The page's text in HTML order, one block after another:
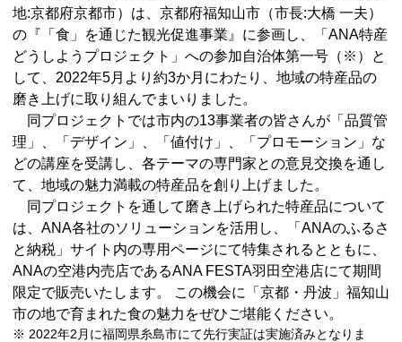
地:京都府京都市）は、京都府福知山市（市⻑:大橋 一夫）
の『「食」を通じた観光促進事業』に参画し、「ANA特産
どうしようプロジェクト」への参加自治体第一号（※）と
して、2022年5月より約3か月にわたり、地域の特産品の
磨き上げに取り組んでまいりました。
同プロジェクトでは市内の13事業者の皆さんが「品質管
理」、「デザイン」、「値付け」、「プロモーション」な
どの講座を受講し、各テーマの専門家との意見交換を通し
て、地域の魅力満載の特産品を創り上げました。
同プロジェクトを通して磨き上げられた特産品について
は、ANA各社のソリューションを活用し、「ANAのふるさ
と納税」サイト内の専用ページにて特集されるとともに、
ANAの空港内売店であるANA FESTA羽田空港店にて期間
限定で販売いたします。 この機会に「京都・丹波」福知山
市の地で育まれた食の魅力をぜひご堪能ください。
※ 2022年2月に福岡県糸島市にて先行実証は実施済みとなりま